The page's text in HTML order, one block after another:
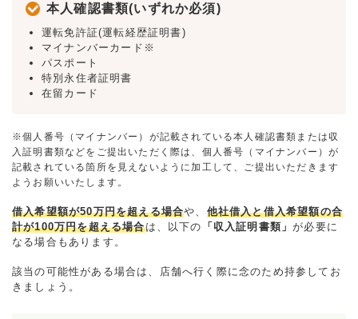
本人確認書類(いずれか必須)
運転免許証(運転経歴証明書)
マイナンバーカード※
パスポート
特別永住者証明書
在留カード
※個人番号（マイナンバー）が記載されている本人確認書類または収
入証明書類などをご提出いただく際は、個人番号（マイナンバー）が
記載されている箇所を見えないように加工して、ご提出いただきます
ようお願いいたします。
借入希望額が50万円を超える場合や、 他社借入と借入希望額の合
計が100万円を超える場合は、以下の 「収入証明書類」が必要に
なる場合もあります。
該当の可能性がある場合は、店舗へ行く際に念のため持参してお
きましょう。